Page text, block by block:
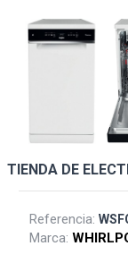
TIENDA DE
Referencia:
Marca: